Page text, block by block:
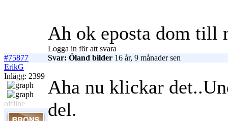
Ah ok eposta dom till
Logga in för att svara
#75877
Svar: Öland bilder 16 år, 9 månader sen
ErikG
Inlägg: 2399
offline
Aha nu klickar
del.